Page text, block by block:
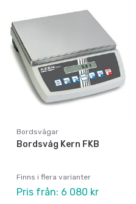
Bordsvågar
Bordsvåg Kern FKB
Finns i flera varianter
Pris från: 6 080 kr